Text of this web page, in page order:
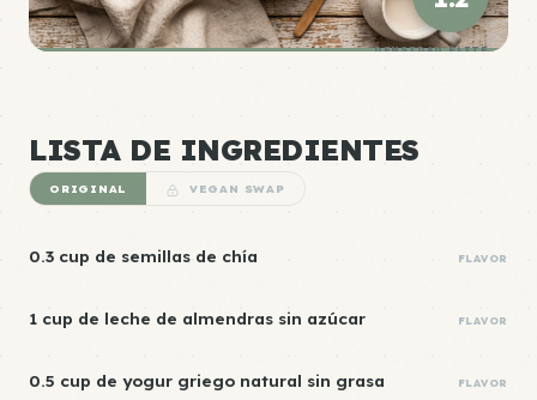
DENSIDAD ÉLITE
LISTA DE INGREDIENTES
ORIGINAL VEGAN SWAP
0.3 cup de semillas de chía FLAVOR
1 cup de leche de almendras sin azúcar FLAVOR
0.5 cup de yogur griego natural sin grasa FLAVOR